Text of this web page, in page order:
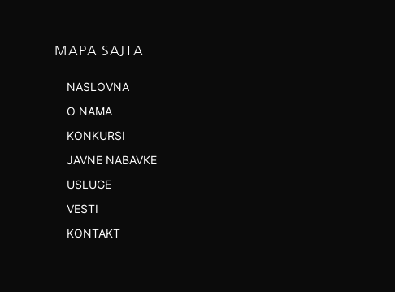
MAPA SAJTA
NASLOVNA
O NAMA
KONKURSI
JAVNE NABAVKE
USLUGE
VESTI
KONTAKT